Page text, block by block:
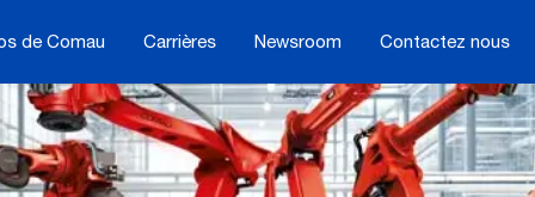
de Comau Carrières Newsroom Contactez nous